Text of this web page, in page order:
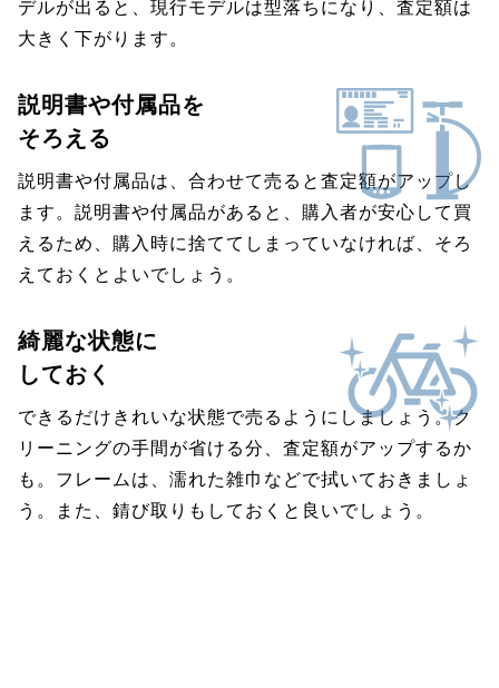
デルが出ると、現行モデルは型落ちになり、査定額は
大きく下がります。
説明書や付属品を
そろえる
説明書や付属品は、合わせて売ると査定額がアップし
ます。説明書や付属品があると、購入者が安心して買
えるため、購入時に捨ててしまっていなければ、そろ
えておくとよいでしょう。
綺麗な状態に
しておく
できるだけきれいな状態で売るようにしましょう。ク
リーニングの手間が省ける分、査定額がアップするか
も。フレームは、濡れた雑巾などで拭いておきましょ
う。また、錆び取りもしておくと良いでしょう。